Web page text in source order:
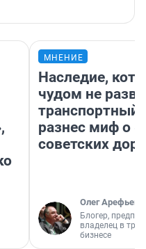
МНЕНИЕ
Наследие,
чудом не
транспортный
разнес миф о
советских
Олег Арефьев
Блогер,
владелец в
бизнесе